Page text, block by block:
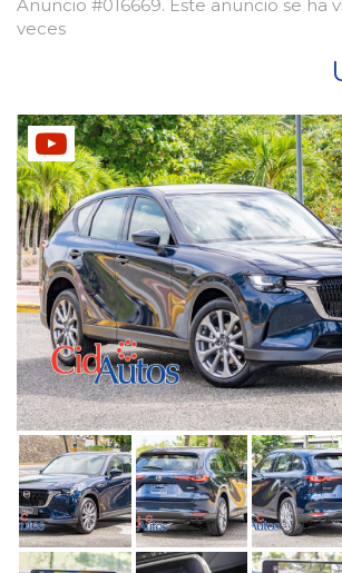
Anuncio #016669. Este anuncio se ha
veces